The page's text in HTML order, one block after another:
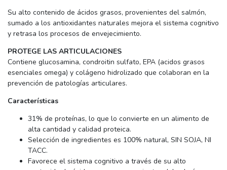
Su alto contenido de ácidos grasos, provenientes del salmón,
sumado a los antioxidantes naturales mejora el sistema cognitivo
y retrasa los procesos de envejecimiento.
PROTEGE LAS ARTICULACIONES
Contiene glucosamina, condroitin sulfato, EPA (acidos grasos
esenciales omega) y colágeno hidrolizado que colaboran en la
prevención de patologías articulares.
Características
31% de proteínas, lo que lo convierte en un alimento de
alta cantidad y calidad proteica.
Selección de ingredientes es 100% natural, SIN SOJA, NI
TACC.
Favorece el sistema cognitivo a través de su alto